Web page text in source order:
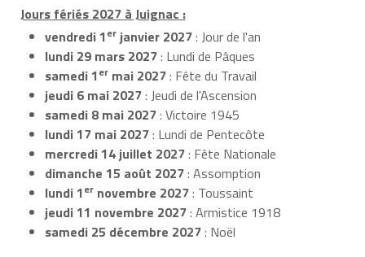
Jours fériés 2027 à Juignac :
vendredi 1er janvier 2027: Jour de l'an
lundi 29 mars 2027: Lundi de Pâques
samedi 1er mai 2027: Fête du Travail
jeudi 6 mai 2027: Jeudi de l'Ascension
samedi 8 mai 2027: Victoire 1945
lundi 17 mai 2027: Lundi de Pentecôte
mercredi 14 juillet 2027: Fête Nationale
dimanche 15 août 2027: Assomption
lundi 1er novembre 2027: Toussaint
jeudi 11 novembre 2027: Armistice 1918
samedi 25 décembre 2027: Noël